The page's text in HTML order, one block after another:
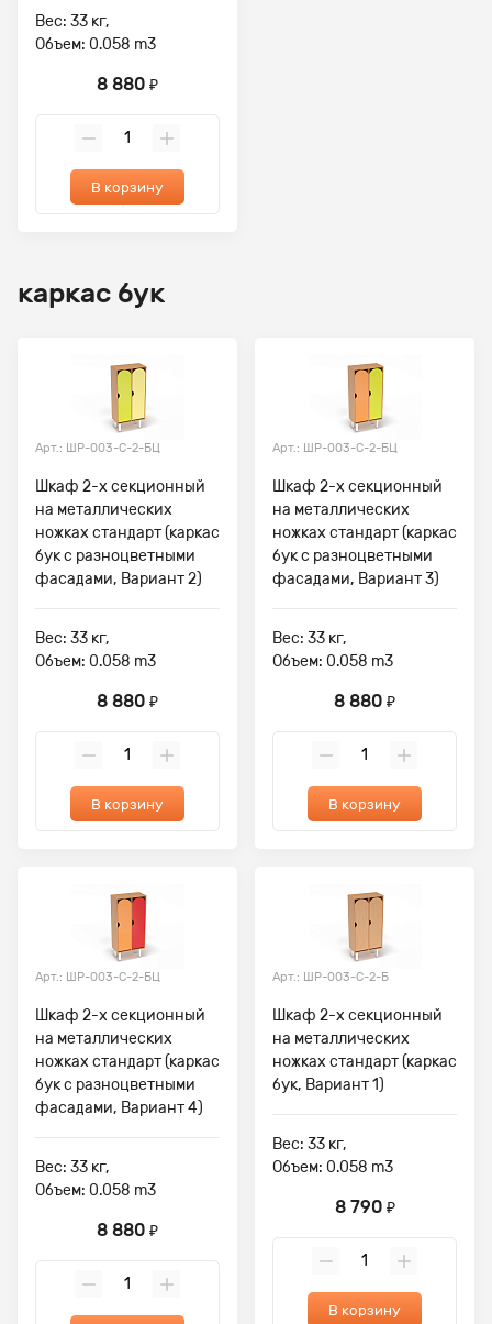
Вес: 33 кг,
Объем: 0.058 m3
8 880 ₽
В корзину
каркас бук
Арт.: ШР-003-С-2-БЦ
Шкаф 2-х секционный
на металлических
ножках стандарт (каркас
бук с разноцветными
фасадами, Вариант 2)
Вес: 33 кг,
Объем: 0.058 m3
8 880 ₽
В корзину
Арт.: ШР-003-С-2-БЦ
Шкаф 2-х секционный
на металлических
ножках стандарт (каркас
бук с разноцветными
фасадами, Вариант 3)
Вес: 33 кг,
Объем: 0.058 m3
8 880 ₽
В корзину
Арт.: ШР-003-С-2-БЦ
Шкаф 2-х секционный
на металлических
ножках стандарт (каркас
бук с разноцветными
фасадами, Вариант 4)
Вес: 33 кг,
Объем: 0.058 m3
8 880 ₽
Арт.: ШР-003-С-2-Б
Шкаф 2-х секционный
на металлических
ножках стандарт (каркас
бук, Вариант 1)
Вес: 33 кг,
Объем: 0.058 m3
8 790 ₽
В корзину